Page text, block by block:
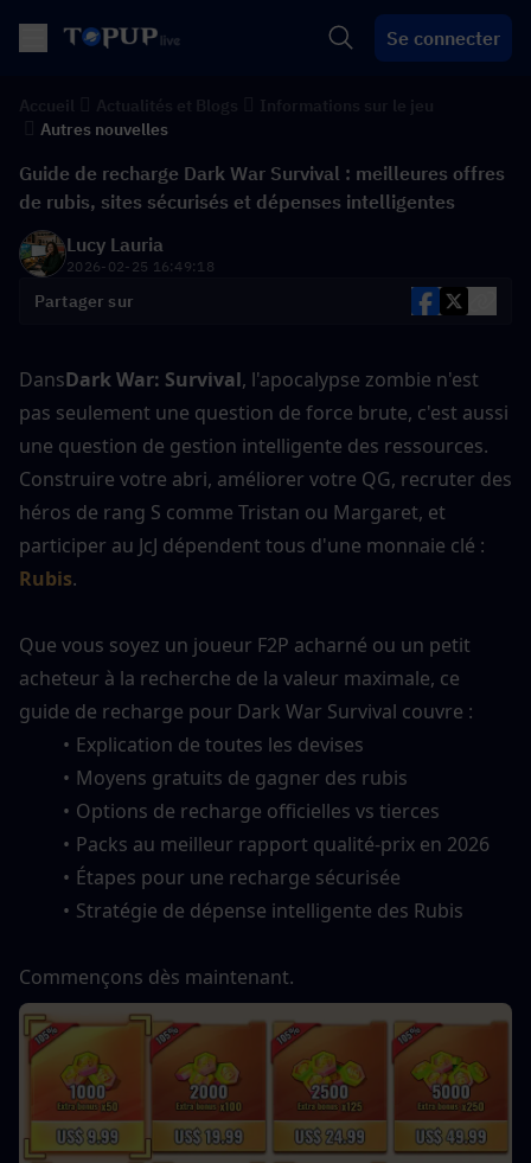
Se connecter
Autres nouvelles
Guide de recharge Dark War Survival : meilleures offres
de rubis, sites sécurisés et dépenses intelligentes
Lucy Lauria
2026-02-25 16:49:18
Partager sur
DansDark War: Survival, l'apocalypse zombie n'est
pas seulement une question de force brute, c'est aussi
une question de gestion intelligente des ressources.
Construire votre abri, améliorer votre QG, recruter des
héros de rang S comme Tristan ou Margaret, et
Rubis.
Que vous soyez un joueur F2P acharné ou un petit
acheteur à la recherche de la valeur maximale, ce
guide de recharge pour Dark War Survival couvre :
Explication de toutes les devises
Moyens gratuits de gagner des rubis
Options de recharge officielles vs tierces
Packs au meilleur rapport qualité-prix en 2026
Étapes pour une recharge sécurisée
Stratégie de dépense intelligente des Rubis
Commençons dès maintenant.